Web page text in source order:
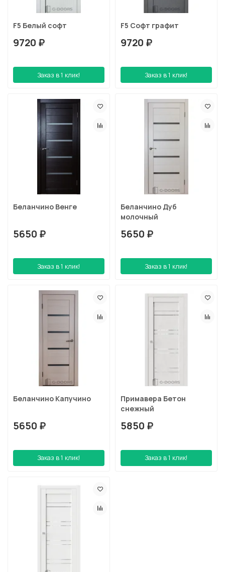
F5 Белый софт
9720 ₽
Заказ в 1 клик!
F5 Софт графит
9720 ₽
Заказ в 1 клик!
Беланчино Венге
5650 ₽
Заказ в 1 клик!
Беланчино Дуб
молочный
5650 ₽
Заказ в 1 клик!
Беланчино Капучино
5650 ₽
Заказ в 1 клик!
Примавера Бетон
снежный
5850 ₽
Заказ в 1 клик!